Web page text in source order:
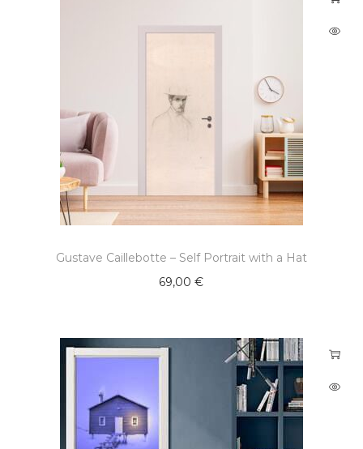
Gustave Caillebotte – Self Portrait with a Hat
69,00€